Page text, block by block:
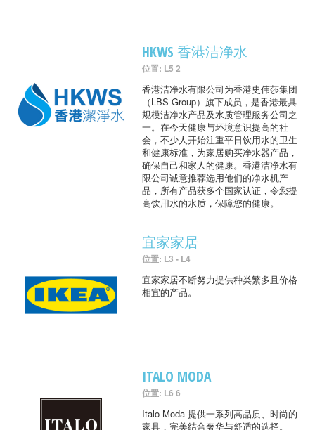
HKWS 香港洁净水
位置: L5 2
香港洁净水有限公司为香港史伟莎集团
（LBS Group）旗下成员，是香港最具
规模洁净水产品及水质管理服务公司之
一。在今天健康与环境意识提高的社
会，不少人开始注重平日饮用水的卫生
和健康标准，为家居购买净水器产品，
确保自己和家人的健康。香港洁净水有
限公司诚意推荐选用他们的净水机产
品，所有产品获多个国家认证，令您提
高饮用水的水质，保障您的健康。
宜家家居
位置: L3 - L4
宜家家居不断努力提供种类繁多且价格
相宜的产品。
ITALO MODA
位置: L6 6
Italo Moda 提供一系列高品质、时尚的
家具，完美结合奢华与舒适的选择。